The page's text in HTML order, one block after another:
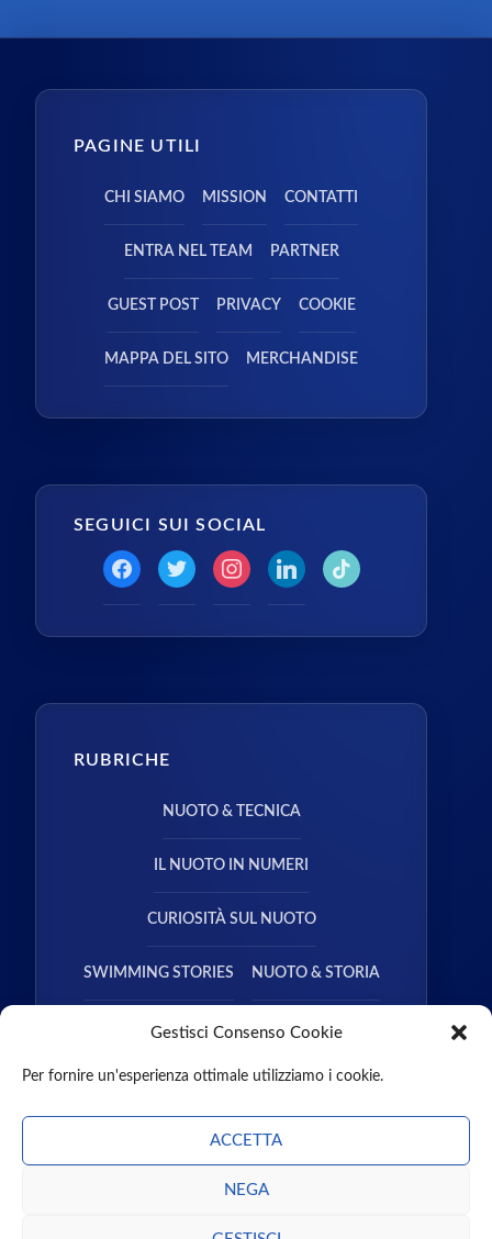
Gestisci Consenso Cookie
Per fornire un'esperienza ottimale utilizziamo i cookie.
ACCETTA
NEGA
PAGINE UTILI
CHI SIAMO MISSION CONTATTI
ENTRA NEL TEAM PARTNER
GUEST POST PRIVACY COOKIE
MAPPA DEL SITO MERCHANDISE
SEGUICI SUI SOCIAL
RUBRICHE
NUOTO & TECNICA
IL NUOTO IN NUMERI
CURIOSITÀ SUL NUOTO
SWIMMING STORIES NUOTO & STORIA
NUOTO & SALUTE